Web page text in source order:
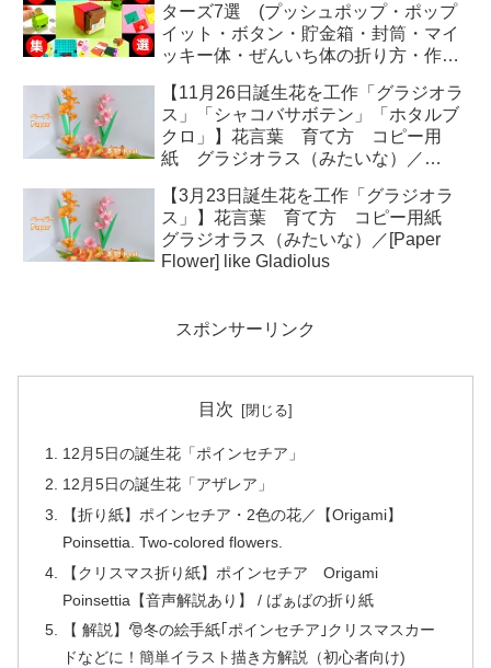
ターズ7選 (プッシュポップ・ポップ
イット・ボタン・貯金箱・封筒・マイ
ッキー体・ぜんいち体の折り方・作り
【11月26日誕生花を工作「グラジオラ
ス」「シャコバサボテン」「ホタルブ
クロ」】花言葉 育て方 コピー用
紙 グラジオラス（みたいな）／
【3月23日誕生花を工作「グラジオラ
ス」】花言葉 育て方 コピー用紙
グラジオラス（みたいな）／[Paper
Flower] like Gladiolus
スポンサーリンク
目次
12月5日の誕生花「ポインセチア」
12月5日の誕生花「アザレア」
【折り紙】ポインセチア・2色の花／【Origami】
Poinsettia. Two-colored flowers.
【クリスマス折り紙】ポインセチア Origami
Poinsettia【音声解説あり】 / ばぁばの折り紙
【 解説】🎅冬の絵手紙｢ポインセチア｣クリスマスカー
ドなどに！簡単イラスト描き方解説（初心者向け)